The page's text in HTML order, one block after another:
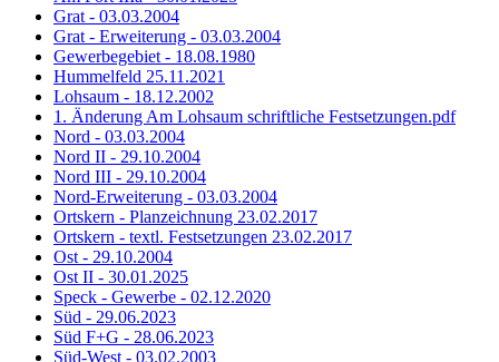
Grat - 03.03.2004
Grat - Erweiterung - 03.03.2004
Gewerbegebiet - 18.08.1980
Hummelfeld 25.11.2021
Lohsaum - 18.12.2002
1. Änderung Am Lohsaum schriftliche Festsetzungen.pdf
Nord - 03.03.2004
Nord II - 29.10.2004
Nord III - 29.10.2004
Nord-Erweiterung - 03.03.2004
Ortskern - Planzeichnung 23.02.2017
Ortskern - textl. Festsetzungen 23.02.2017
Ost - 29.10.2004
Ost II - 30.01.2025
Speck - Gewerbe - 02.12.2020
Süd - 29.06.2023
Süd F+G - 28.06.2023
Süd-West - 03.02.2003